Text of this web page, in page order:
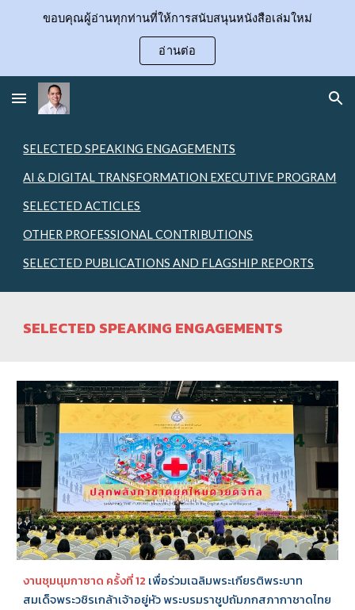
Skip to main content
ขอบคุณผู้อ่านทุกท่านที่ให้การสนับสนุนหนังสือเล่มใหม่
อ่านต่อ
SELECTED SPEAKING ENGAGEMENTS
AI & DIGITAL TRANSFORMATION EXECUTIVE PROGRAM
SELECTED ACTICLES
OTHER PROFESSIONAL CONTRIBUTIONS
SELECTED PUBLICATIONS AND FLAGSHIP REPORTS
SELECTED SPEAKING ENGAGEMENTS
งานชุมนุมกาชาด ครั้งที่ 12 เพื่อร่วมเฉลิมพระเกียรติพระบาท
สมเด็จพระวชิรเกล้าเจ้าอยู่หัว พระบรมราชูปถัมภกสภากาชาดไทย